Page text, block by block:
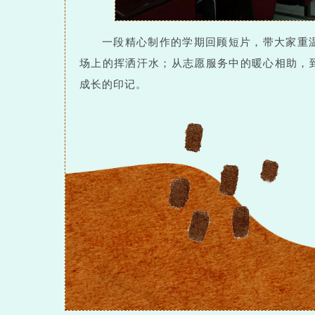
一段精心制作的学期回顾短片，带大家
场上的挥洒汗水；从志愿服务中的暖心相助
成长的印记。